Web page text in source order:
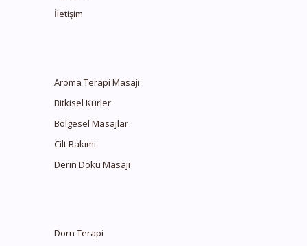
İletişim
Aroma Terapi Masajı
Bitkisel Kürler
Bölgesel Masajlar
Cilt Bakımı
Derin Doku Masajı
Dorn Terapi